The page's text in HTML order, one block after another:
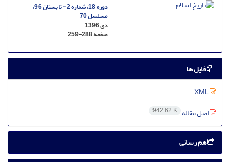
دوره 18، شماره 2 - تابستان 96،
مسلسل 70
دی 1396
صفحه259-288
فایل ها
اصل مقاله 942.62 K
هم رسانی